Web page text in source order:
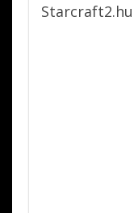
Starcraft2.hu